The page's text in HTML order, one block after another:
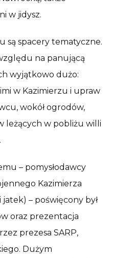
w jidysz.
są spacery tematyczne.
na panującą
wyjątkowo dużo:
w Kazimierzu i upraw
wokół ogrodów,
leżących w pobliżu willi
– pomysłodawcy
Kazimierza
– poświęcony był
oraz prezentacja
prezesa SARP,
Dużym